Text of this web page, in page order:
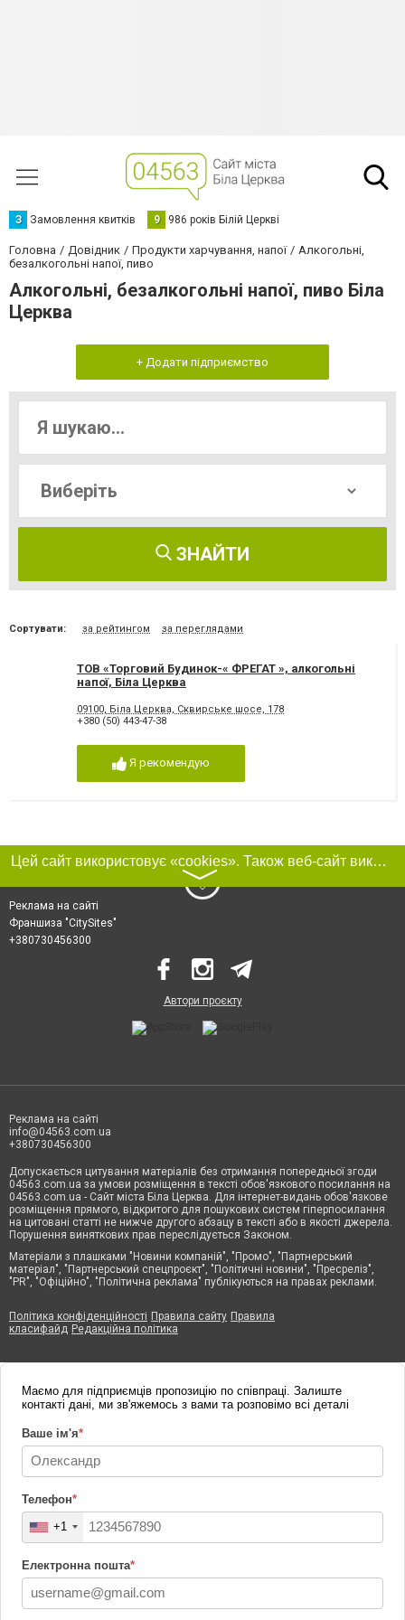
З Замовлення квитків 9 986 років Білій Церкві
Головна Довідник Продукти харчування, напої
Алкогольні,
безалкогольні напої, пиво
Алкогольні, безалкогольні напої, пиво Біла
Церква
+ Додати підприємство
ЗНАЙТИ
Сортувати: за рейтингом за переглядами
ТОВ «Торговий Будинок-« ФРЕГАТ », алкогольні
напої, Біла Церква
09100, Біла Церква, Сквирське шосе, 178
+380 (50) 443-47-38
Я рекомендую
Цей сайт використовує «cookies». Також веб-сайт використовує інтернет-сервіс для збору технічних даних стосовно відвідувачів з метою отримання маркетингової та статистичної інформації. Умови обробки даних відвідувачів сайту див.
〉
Реклама на сайті
Франшиза "CitySites"
+380730456300
Автори проєкту
Реклама на сайті
info@04563.com.ua
+380730456300
Допускається цитування матеріалів без отримання попередньої згоди
04563.com.ua за умови розміщення в тексті обов'язкового посилання на
04563.com.ua - Сайт міста Біла Церква. Для інтернет-видань обов'язкове
розміщення прямого, відкритого для пошукових систем гіперпосилання
на цитовані статті не нижче другого абзацу в тексті або в якості джерела.
Порушення виняткових прав переслідується Законом.
Матеріали з плашками "Новини компаній", "Промо", "Партнерський
матеріал", "Партнерський спецпроєкт", "Політичні новини", "Пресреліз",
"PR", "Офіційно", "Політична реклама" публікуються на правах реклами.
Політика конфіденційності Правила сайту Правила
класифайд Редакційна політика
Маємо для підприємців пропозицію по співпраці. Залиште
контакті дані, ми зв'яжемось з вами та розповімо всі деталі
Ваше ім'я*
Телефон*
+1
Електронна пошта*